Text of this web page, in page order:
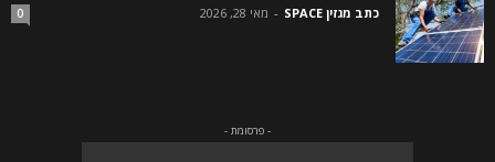
כתב מגזין SPACE - מאי 28, 2026 0
- פרסומת -